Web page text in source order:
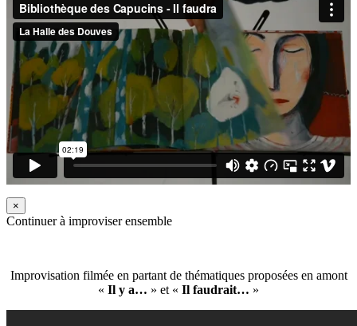
×
Continuer à improviser ensemble
Improvisation filmée en partant de thématiques proposées en amont
« Il y a… » et « Il faudrait… »